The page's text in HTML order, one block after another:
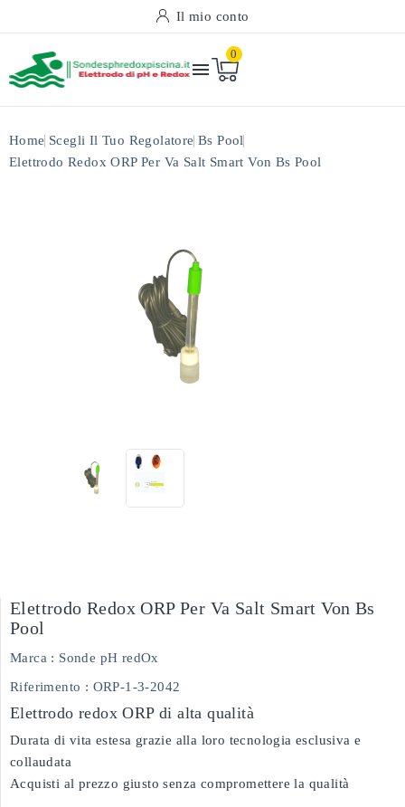
Il mio conto

0
Home Scegli Il Tuo Regolatore Bs Pool
Elettrodo Redox ORP Per Va Salt Smart Von Bs Pool
Elettrodo Redox ORP Per Va Salt Smart Von Bs
Pool
Marca : Sonde pH redOx
Riferimento : ORP-1-3-2042
Elettrodo redox ORP di alta qualità
Durata di vita estesa grazie alla loro tecnologia esclusiva e
collaudata
Acquisti al prezzo giusto senza compromettere la qualità